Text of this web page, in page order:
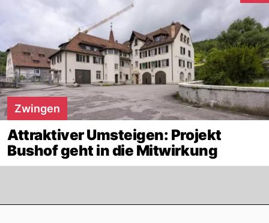
Zwingen
Attraktiver Umsteigen: Projekt
Bushof geht in die Mitwirkung